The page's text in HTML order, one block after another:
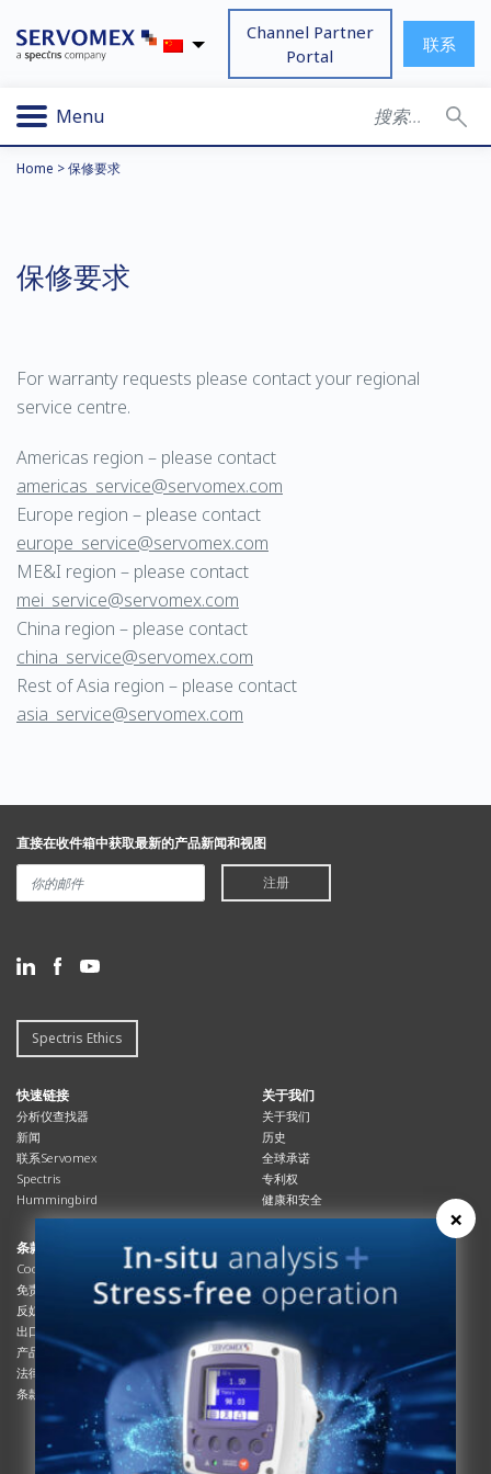
Channel Partner
Portal
联系
Menu
Home >保修要求
保修要求
For warranty requests please contact your regional
service centre.
Americas region – please contact
americas_service@servomex.com
Europe region – please contact
europe_service@servomex.com
ME&I region – please contact
mei_service@servomex.com
China region – please contact
china_service@servomex.com
Rest of Asia region – please contact
asia_service@servomex.com
直接在收件箱中获取最新的产品新闻和视图
注册
Spectris Ethics
快速链接
分析仪查找器
新闻
联系Servomex
Spectris
Hummingbird
关于我们
关于我们
历史
全球承诺
专利权
健康和安全
条款与合规
Cookies政策
免责声明
反奴隶制立法
出口管制
产品合规
法律和隐私声明
条款及细则
资源资源
总览
杂志
系统信息
产品手册
说明书
服务信息
白皮书
条款和条件
工艺手册
×